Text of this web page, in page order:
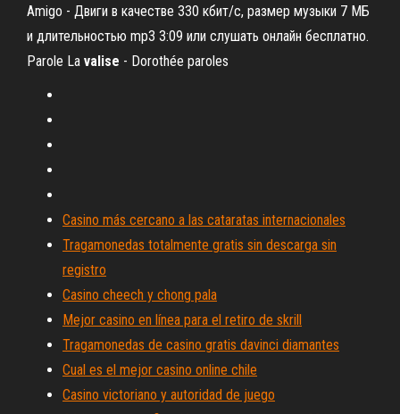
Amigo - Двиги в качестве 330 кбит/с, размер музыки 7 МБ
и длительностью mp3 3:09 или слушать онлайн бесплатно.
Parole La valise - Dorothée paroles
Casino más cercano a las cataratas internacionales
Tragamonedas totalmente gratis sin descarga sin
registro
Casino cheech y chong pala
Mejor casino en línea para el retiro de skrill
Tragamonedas de casino gratis davinci diamantes
Cual es el mejor casino online chile
Casino victoriano y autoridad de juego